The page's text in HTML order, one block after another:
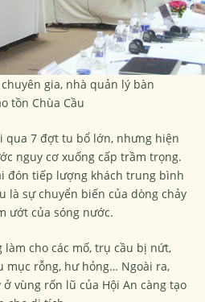
gia, nhà quản lý bàn
tồn Chùa Cầu
qua 7 đợt tu bổ lớn, nhưng hiện
nguy cơ xuống cấp trầm trọng.
đón tiếp lượng khách trung bình
là sự chuyển biến của dòng chảy
ướt của sóng nước.
làm cho các mố, trụ cầu bị nứt,
mục rỗng, hư hỏng… Ngoài ra,
ở vùng rốn lũ của Hội An càng tạo